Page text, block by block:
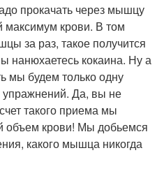
прокачать через мышцу
максимум крови. В том
за раз, такое получится
нанюхаетесь кокаина. Ну а
мы будем только одну
Да, вы не
такого приема мы
объем крови! Мы добьемся
какого мышца никогда